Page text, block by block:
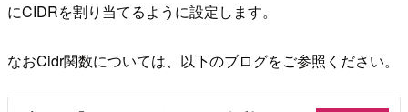
にCIDRを割り当てるように設定します。
なおCidr関数については、以下のブログをご参照ください。